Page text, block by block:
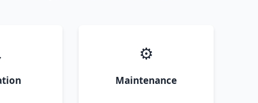
⚙️
Maintenance